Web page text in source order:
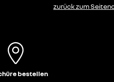
zurück zum
bestellen